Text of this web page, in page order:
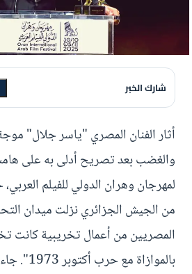
شارك الخبر
أثار الفنان المصري "ياسر جلال"
والغضب بعد تصريح أدلى به على
لمهرجان وهران الدولي للفيلم
من الجيش الجزائري نزلت ميدان
المصريين من أعمال تخريبية كانت